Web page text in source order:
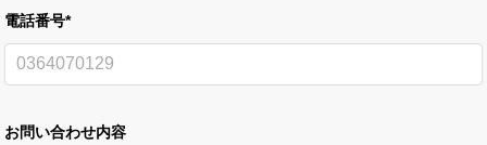
電話番号*
お問い合わせ内容